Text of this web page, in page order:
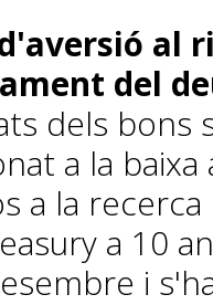
al
del
dels bons
a la
a la
a 10
i